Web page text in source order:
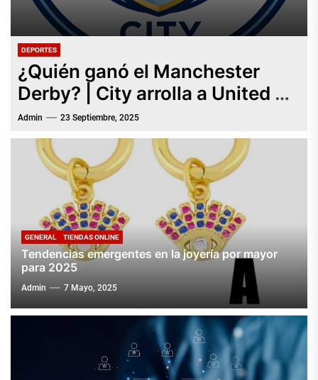
DEPORTES
¿Quién ganó el Manchester
Derby? | City arrolla a United 3-
0, Haaland brilla
Admin 23 Septiembre, 2025
GENERAL TIENDAS ONLINE
Tendencias emergentes en la joyería por mayor
para 2025
Admin 7 Mayo, 2025